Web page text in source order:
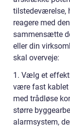
tilstedeværelse,
reagere med
sammensætte
eller din
skal overveje:
1. Vælg et
være fast kablet
med trådløse
større
alarmsystem,